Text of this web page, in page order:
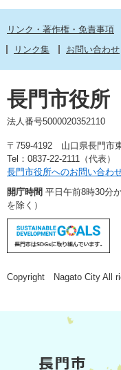
リンク・著作権・免責事項
リンク集
お問い合わせ
長門市役所
法人番号5000020352110
〒759-4192 山口県長門市
Tel：0837-22-2111（代表）
長門市役所へのお問い合わ
開庁時間 平日午前8時30分
を除く）
Copyright Nagato City All